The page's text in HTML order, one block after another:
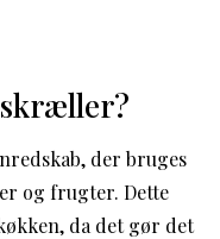
der bruges
og frugter. Dette
da det gør det